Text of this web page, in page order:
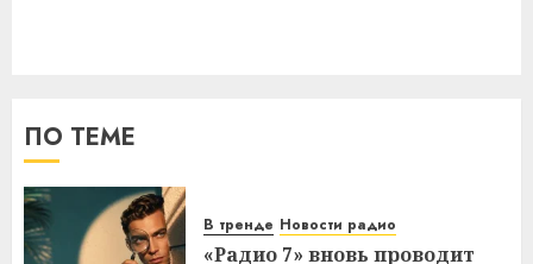
ПО ТЕМЕ
В тренде Новости радио
«Радио 7» вновь проводит